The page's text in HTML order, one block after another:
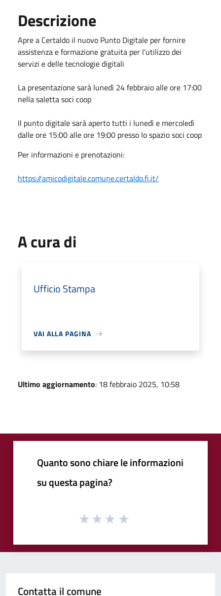
Descrizione
Apre a Certaldo il nuovo Punto Digitale per fornire
assistenza e formazione gratuita per l'utilizzo dei
servizi e delle tecnologie digitali
La presentazione sarà lunedì 24 febbraio alle ore 17:00
nella saletta soci coop
Il punto digitale sarà aperto tutti i lunedì e mercoledì
dalle ore 15:00 alle ore 19:00 presso lo spazio soci coop
Per informazioni e prenotazioni:
https://amicodigitale.comune.certaldo.fi.it/
A cura di
Ufficio Stampa
VAI ALLA PAGINA
Ultimo aggiornamento: 18 febbraio 2025, 10:58
Quanto sono chiare le informazioni
su questa pagina?
Contatta il comune